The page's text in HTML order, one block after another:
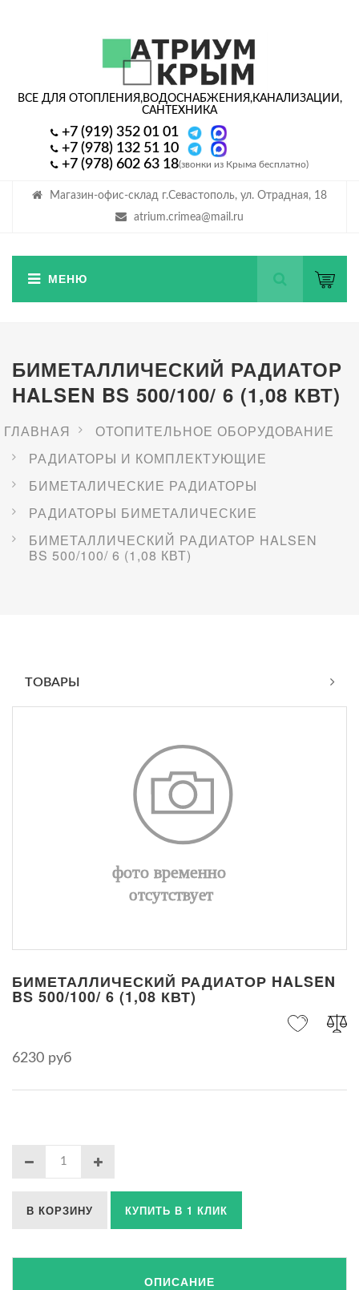
Магазин-офис-склад г.Севастополь, ул. Отрадная, 18
atrium.crimea@mail.ru
ВСЕ ДЛЯ ОТОПЛЕНИЯ,ВОДОСНАБЖЕНИЯ,КАНАЛИЗАЦИИ,
САНТЕХНИКА
+7 (919) 352 01 01
+7 (978) 132 51 10
+7 (978) 602 63 18(звонки из Крыма бесплатно)
БИМЕТАЛЛИЧЕСКИЙ РАДИАТОР
HALSEN BS 500/100/ 6 (1,08 КВТ)
ГЛАВНАЯ
ОТОПИТЕЛЬНОЕ ОБОРУДОВАНИЕ
РАДИАТОРЫ И КОМПЛЕКТУЮЩИЕ
БИМЕТАЛИЧЕСКИЕ РАДИАТОРЫ
РАДИАТОРЫ БИМЕТАЛИЧЕСКИЕ
БИМЕТАЛЛИЧЕСКИЙ РАДИАТОР HALSEN
BS 500/100/ 6 (1,08 КВТ)
ТОВАРЫ
БИМЕТАЛЛИЧЕСКИЙ РАДИАТОР HALSEN
BS 500/100/ 6 (1,08 КВТ)
6230 руб
В КОРЗИНУ КУПИТЬ В 1 КЛИК
ОПИСАНИЕ